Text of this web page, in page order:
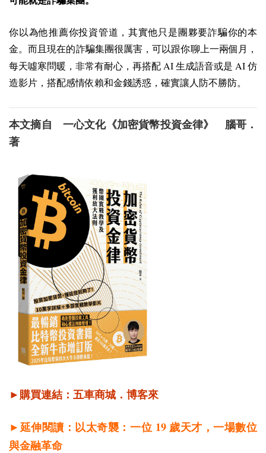
你以為他推薦你投資管道，其實他只是團夥要詐騙你的本
金。而且現在的詐騙集團很厲害，可以跟你聊上一兩個月，
每天噓寒問暖，非常有耐心，再搭配 AI 生成語音或是 AI 仿
造影片，搭配感情依賴和金錢誘惑，確實讓人防不勝防。
本文摘自 一心文化《加密貨幣投資金律》 腦哥．
著
►購買連結： 五車商城 ． 博客來
►延伸閱讀：以太奇襲：一位 19歲天才，一場數位
與金融革命